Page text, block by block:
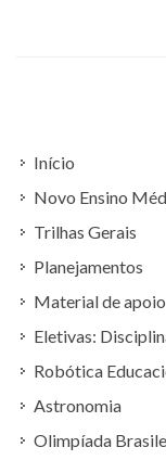
Início
Novo Ensino
Trilhas Gerais
Planejamentos
Material de apoio
Eletivas:
Robótica
Astronomia
Olimpíada